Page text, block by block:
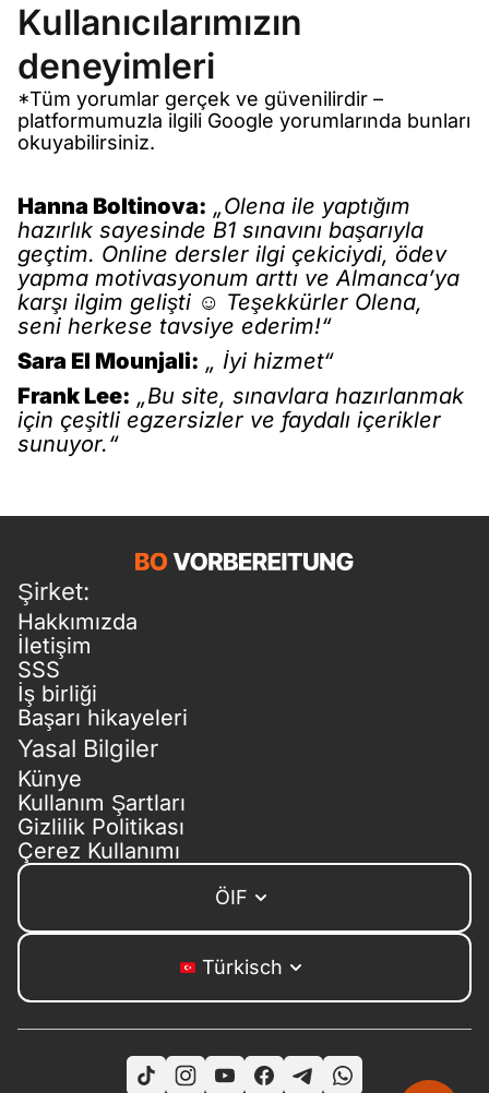
Kullanıcılarımızın
deneyimleri
*Tüm yorumlar gerçek ve güvenilirdir –
platformumuzla ilgili Google yorumlarında bunları
okuyabilirsiniz.
Hanna Boltinova: „Olena ile yaptığım
hazırlık sayesinde B1 sınavını başarıyla
geçtim. Online dersler ilgi çekiciydi, ödev
yapma motivasyonum arttı ve Almanca’ya
karşı ilgim gelişti ☺️ Teşekkürler Olena,
seni herkese tavsiye ederim!“
Sara El Mounjali: „ İyi hizmet“
Frank Lee: „Bu site, sınavlara hazırlanmak
için çeşitli egzersizler ve faydalı içerikler
sunuyor.“
Şirket:
Hakkımızda
İletişim
SSS
İş birliği
Başarı hikayeleri
Yasal Bilgiler
Künye
Kullanım Şartları
Gizlilik Politikası
Çerez Kullanımı
ÖIF
Türkisch